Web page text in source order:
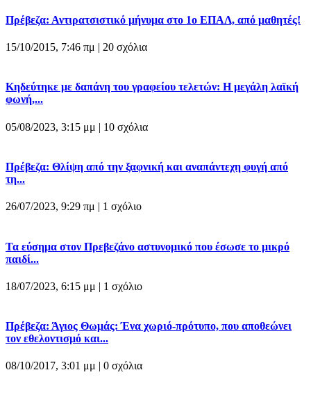
Πρέβεζα: Αντιρατσιστικό μήνυμα στο 1ο ΕΠΑΛ, από μαθητές!
15/10/2015, 7:46 πμ | 20 σχόλια
Κηδεύτηκε με δαπάνη του γραφείου τελετών: Η μεγάλη λαϊκή
φωνή,...
05/08/2023, 3:15 μμ | 10 σχόλια
Πρέβεζα: Θλίψη από την ξαφνική και αναπάντεχη φυγή από
τη...
26/07/2023, 9:29 πμ | 1 σχόλιο
Τα εύσημα στον Πρεβεζάνο αστυνομικό που έσωσε το μικρό
παιδί...
18/07/2023, 6:15 μμ | 1 σχόλιο
Πρέβεζα: Άγιος Θωμάς: Ένα χωριό-πρότυπο, που αποθεώνει
τον εθελοντισμό και...
08/10/2017, 3:01 μμ | 0 σχόλια